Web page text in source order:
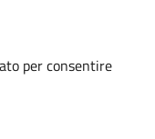
per consentire